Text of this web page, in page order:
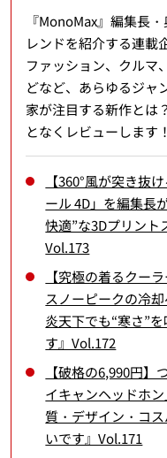
『MonoMax』編集長
レンドを紹介する連載
ファッション、クル
どなど、あらゆるジャ
家が注目する新作とは
となくレビューします！
【360°風が突き抜
ール 4D」を編集長
快適”な3Dプリント
Vol.173
【究極の着るクー
スノーピークの冷
炎天下でも“寒さ”
す』Vol.172
【破格の6,990円
イキャンヘッドホ
質・デザイン・コ
いです』Vol.171